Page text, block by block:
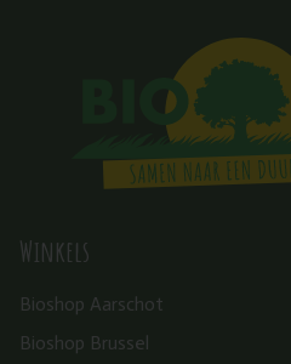
Winkels
Bioshop Aarschot
Bioshop Brussel